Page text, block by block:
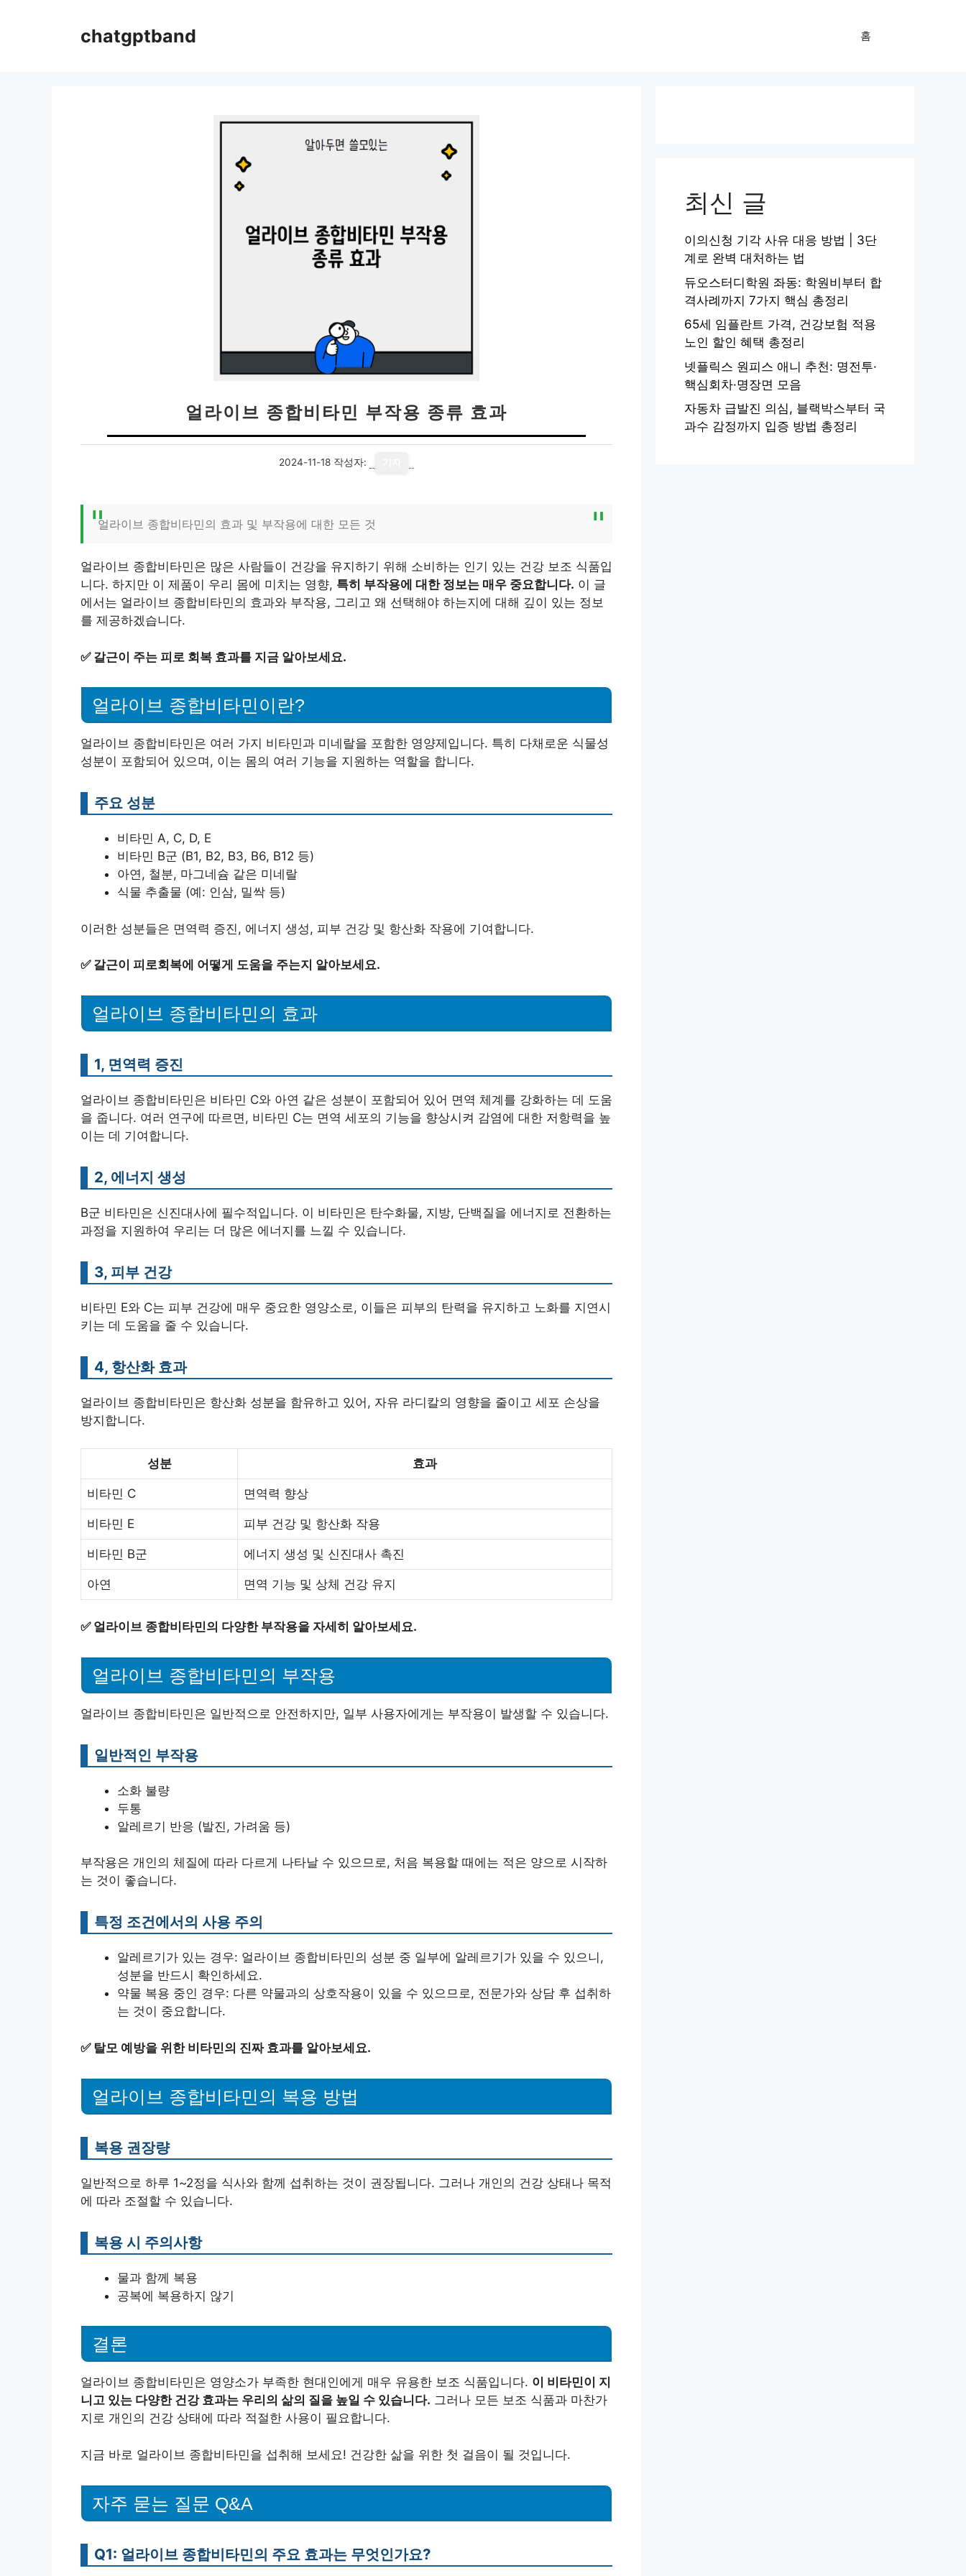
chatgptband 홈
얼라이브 종합비타민 부작용 종류 효과
2024-11-18 작성자:
얼라이브 종합비타민의 효과 및 부작용에 대한 모든 것
얼라이브 종합비타민은 많은 사람들이 건강을 유지하기 위해 소비하는 인기 있는 건강 보조 식품입
니다. 하지만 이 제품이 우리 몸에 미치는 영향, 특히 부작용에 대한 정보는 매우 중요합니다. 이 글
에서는 얼라이브 종합비타민의 효과와 부작용, 그리고 왜 선택해야 하는지에 대해 깊이 있는 정보
를 제공하겠습니다.
✅ 갈근이 주는 피로 회복 효과를 지금 알아보세요.
얼라이브 종합비타민이란?
얼라이브 종합비타민은 여러 가지 비타민과 미네랄을 포함한 영양제입니다. 특히 다채로운 식물성
성분이 포함되어 있으며, 이는 몸의 여러 기능을 지원하는 역할을 합니다.
주요 성분
비타민 A, C, D, E
비타민 B군 (B1, B2, B3, B6, B12 등)
아연, 철분, 마그네슘 같은 미네랄
식물 추출물 (예: 인삼, 밀싹 등)
이러한 성분들은 면역력 증진, 에너지 생성, 피부 건강 및 항산화 작용에 기여합니다.
✅ 갈근이 피로회복에 어떻게 도움을 주는지 알아보세요.
얼라이브 종합비타민의 효과
1, 면역력 증진
얼라이브 종합비타민은 비타민 C와 아연 같은 성분이 포함되어 있어 면역 체계를 강화하는 데 도움
을 줍니다. 여러 연구에 따르면, 비타민 C는 면역 세포의 기능을 향상시켜 감염에 대한 저항력을 높
이는 데 기여합니다.
2, 에너지 생성
B군 비타민은 신진대사에 필수적입니다. 이 비타민은 탄수화물, 지방, 단백질을 에너지로 전환하는
과정을 지원하여 우리는 더 많은 에너지를 느낄 수 있습니다.
3, 피부 건강
비타민 E와 C는 피부 건강에 매우 중요한 영양소로, 이들은 피부의 탄력을 유지하고 노화를 지연시
키는 데 도움을 줄 수 있습니다.
4, 항산화 효과
얼라이브 종합비타민은 항산화 성분을 함유하고 있어, 자유 라디칼의 영향을 줄이고 세포 손상을
방지합니다.
성분 효과
비타민 C 면역력 향상
비타민 E 피부 건강 및 항산화 작용
비타민 B군 에너지 생성 및 신진대사 촉진
아연 면역 기능 및 상체 건강 유지
✅ 얼라이브 종합비타민의 다양한 부작용을 자세히 알아보세요.
얼라이브 종합비타민의 부작용
얼라이브 종합비타민은 일반적으로 안전하지만, 일부 사용자에게는 부작용이 발생할 수 있습니다.
일반적인 부작용
소화 불량
두통
알레르기 반응 (발진, 가려움 등)
부작용은 개인의 체질에 따라 다르게 나타날 수 있으므로, 처음 복용할 때에는 적은 양으로 시작하
는 것이 좋습니다.
특정 조건에서의 사용 주의
알레르기가 있는 경우: 얼라이브 종합비타민의 성분 중 일부에 알레르기가 있을 수 있으니,
성분을 반드시 확인하세요.
약물 복용 중인 경우: 다른 약물과의 상호작용이 있을 수 있으므로, 전문가와 상담 후 섭취하
는 것이 중요합니다.
✅ 탈모 예방을 위한 비타민의 진짜 효과를 알아보세요.
얼라이브 종합비타민의 복용 방법
복용 권장량
일반적으로 하루 1~2정을 식사와 함께 섭취하는 것이 권장됩니다. 그러나 개인의 건강 상태나 목적
에 따라 조절할 수 있습니다.
복용 시 주의사항
물과 함께 복용
공복에 복용하지 않기
결론
얼라이브 종합비타민은 영양소가 부족한 현대인에게 매우 유용한 보조 식품입니다. 이 비타민이 지
니고 있는 다양한 건강 효과는 우리의 삶의 질을 높일 수 있습니다. 그러나 모든 보조 식품과 마찬가
지로 개인의 건강 상태에 따라 적절한 사용이 필요합니다.
지금 바로 얼라이브 종합비타민을 섭취해 보세요! 건강한 삶을 위한 첫 걸음이 될 것입니다.
자주 묻는 질문 Q&A
Q1: 얼라이브 종합비타민의 주요 효과는 무엇인가요?
최신 글
이의신청 기각 사유 대응 방법 | 3단
계로 완벽 대처하는 법
듀오스터디학원 좌동: 학원비부터 합
격사례까지 7가지 핵심 총정리
65세 임플란트 가격, 건강보험 적용
노인 할인 혜택 총정리
넷플릭스 원피스 애니 추천: 명전투·
핵심회차·명장면 모음
자동차 급발진 의심, 블랙박스부터 국
과수 감정까지 입증 방법 총정리